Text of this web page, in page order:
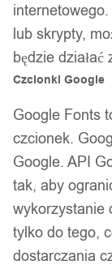
PIŁKA
79,99 zł
Darmowa
Dostawa w 24h
Zamówienia
lub skrypty,
będzie
Czcionki Google
Google Fonts
czcionek.
Google. API
tak, aby
wykorzystanie
tylko do tego,
dostarczania